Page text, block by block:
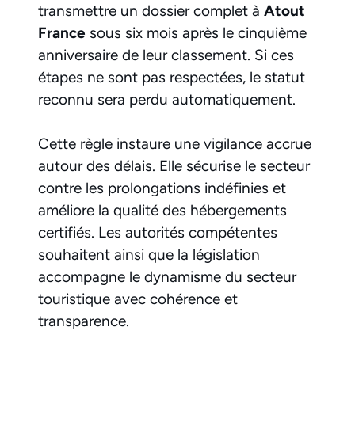
transmettre un dossier complet à Atout
France sous six mois après le cinquième
anniversaire de leur classement. Si ces
étapes ne sont pas respectées, le statut
reconnu sera perdu automatiquement.
Cette règle instaure une vigilance accrue
autour des délais. Elle sécurise le secteur
contre les prolongations indéfinies et
améliore la qualité des hébergements
certifiés. Les autorités compétentes
souhaitent ainsi que la législation
accompagne le dynamisme du secteur
touristique avec cohérence et
transparence.